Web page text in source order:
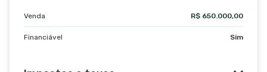
Venda R$ 650.000,00
Financiável Sim